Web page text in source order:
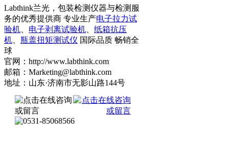
Labthink兰光，包装检测仪器与检测服
务的优秀提供商 专业生产电子拉力试
验机
电子剥离试验机
纸箱抗压
机
瓶盖扭矩测试仪 国际品质 畅销全
球
官网：http://www.labthink.com
邮箱：Marketing@labthink.com
地址：山东·济南市无影山路144号